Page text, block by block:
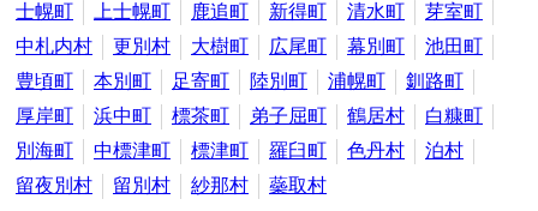
士幌町
上士幌町 鹿追町 新得町 清水町
芽室町
中札内村
更別村 大樹町 広尾町 幕別町
池田町
豊頃町
本別町 足寄町 陸別町 浦幌町
釧路町
厚岸町
浜中町 標茶町 弟子屈町 鶴居村
白糠町
別海町
中標津町 標津町 羅臼町 色丹村
泊村
留夜別村
留別村 紗那村 蘂取村